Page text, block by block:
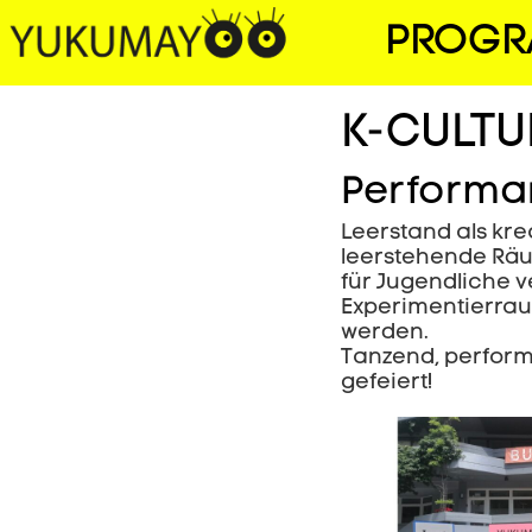
K-
Leerstand als
leerstehende
für Jugendliche
werden.
Tanzend,
gefeiert!